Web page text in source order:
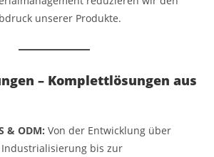
unserer Produkte.
– Komplettlösungen aus
& ODM: Von der Entwicklung über
bis zur